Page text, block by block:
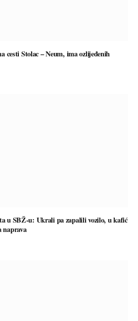
cesti Stolac – Neum, ima ozlijeđenih
u SBŽ-u: Ukrali pa zapalili vozilo, u kafić
naprava